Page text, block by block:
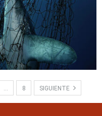
8 SIGUIENTE